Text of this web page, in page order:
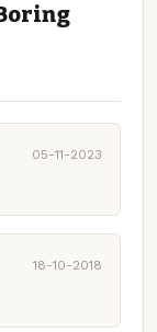
05-11-2023
18-10-2018